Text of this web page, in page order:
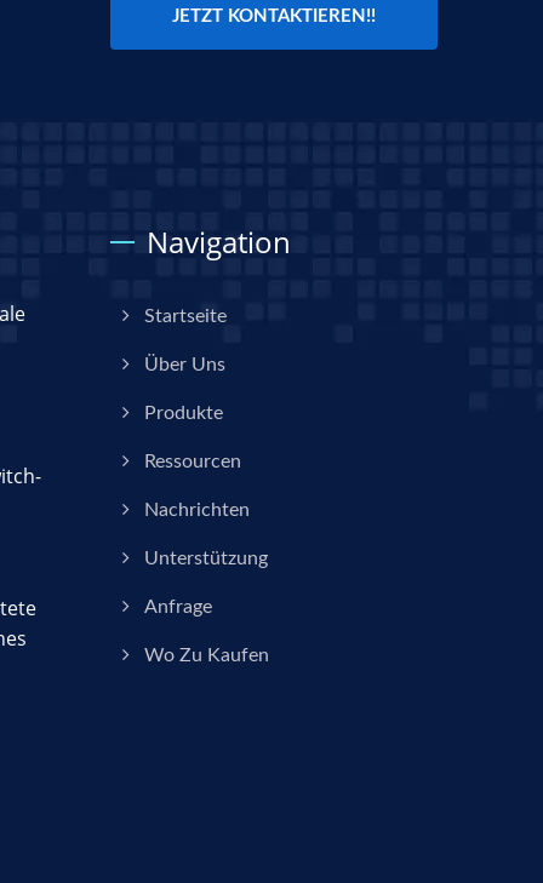
JETZT KONTAKTIEREN!!
Navigation
Startseite
Über Uns
Produkte
Ressourcen
Nachrichten
Unterstützung
Anfrage
Wo Zu Kaufen